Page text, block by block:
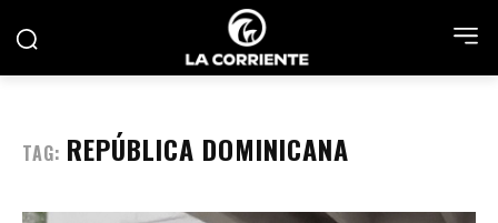
TAG: REPÚBLICA DOMINICANA